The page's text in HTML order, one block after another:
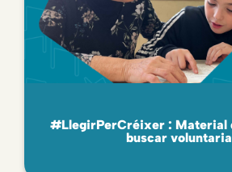
#LlegirPerCréixer : Material
buscar